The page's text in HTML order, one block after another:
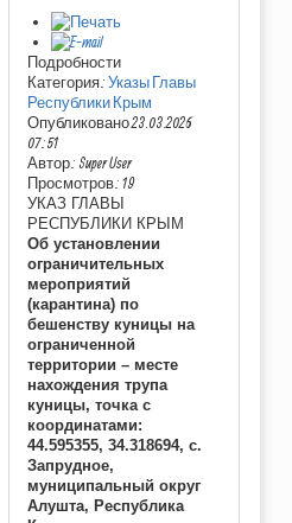
Подробности
Категория: Указы Главы
Республики Крым
Опубликовано 23.03.2026
07:51
Автор: Super User
Просмотров: 19
УКАЗ ГЛАВЫ
РЕСПУБЛИКИ КРЫМ
Об установлении
ограничительных
мероприятий
(карантина) по
бешенству куницы на
ограниченной
территории – месте
нахождения трупа
куницы, точка с
координатами:
44.595355, 34.318694, с.
Запрудное,
муниципальный округ
Алушта, Республика